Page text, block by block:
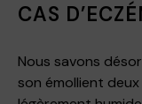
CAS
Nous savons
son émollient